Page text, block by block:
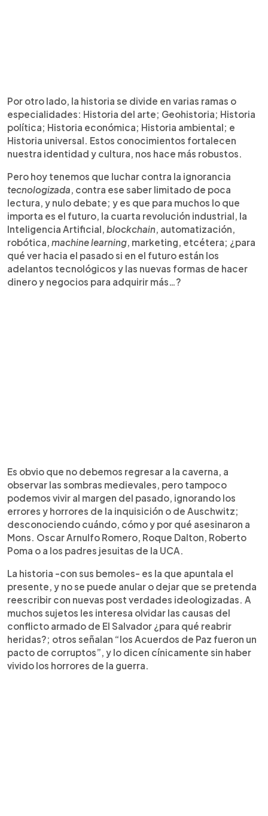
Por otro lado, la historia se divide en varias ramas o
especialidades: Historia del arte; Geohistoria; Historia
política; Historia económica; Historia ambiental; e
Historia universal. Estos conocimientos fortalecen
nuestra identidad y cultura, nos hace más robustos.
Pero hoy tenemos que luchar contra la ignorancia
tecnologizada, contra ese saber limitado de poca
lectura, y nulo debate; y es que para muchos lo que
importa es el futuro, la cuarta revolución industrial, la
Inteligencia Artificial, blockchain, automatización,
robótica, machine learning, marketing, etcétera; ¿para
qué ver hacia el pasado si en el futuro están los
adelantos tecnológicos y las nuevas formas de hacer
dinero y negocios para adquirir más…?
Es obvio que no debemos regresar a la caverna, a
observar las sombras medievales, pero tampoco
podemos vivir al margen del pasado, ignorando los
errores y horrores de la inquisición o de Auschwitz​;
desconociendo cuándo, cómo y por qué asesinaron a
Mons. Oscar Arnulfo Romero, Roque Dalton, Roberto
Poma o a los padres jesuitas de la UCA.
La historia -con sus bemoles- es la que apuntala el
presente, y no se puede anular o dejar que se pretenda
reescribir con nuevas post verdades ideologizadas. A
muchos sujetos les interesa olvidar las causas del
conflicto armado de El Salvador ¿para qué reabrir
heridas?; otros señalan “los Acuerdos de Paz fueron un
pacto de corruptos”, y lo dicen cínicamente sin haber
vivido los horrores de la guerra.